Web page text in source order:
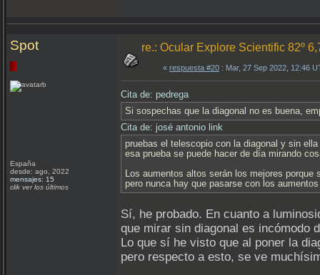
Spot
España
desde: ago, 2022
mensajes: 15
clik ver los últimos
re.: Ocular Explore Scientific 82º
« respuesta #20 : Mar, 27 Sep 2022, 12:46
Cita de: pedrega
Si sospechas que la diagonal no es buena,
Cita de: josé antonio link
pruebas el telescopio con la diagonal y sin
esa prueba se puede hacer de día mirando
Los aumentos altos serán los mejores
pero nunca hay que pasarse con los
Sí, he probado. En cuanto a
que mirar sin diagonal es incómodo
Lo que sí he visto que al poner la
pero respecto a esto, se ve